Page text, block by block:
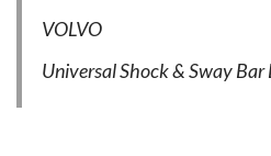
VOLVO
Universal Shock & Sway Bar